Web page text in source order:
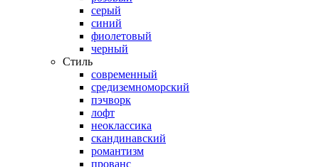
серый
синий
фиолетовый
черный
Стиль
современный
средиземноморский
пэчворк
лофт
неоклассика
скандинавский
романтизм
прованс